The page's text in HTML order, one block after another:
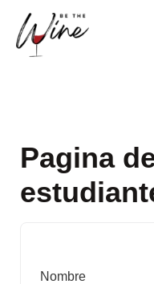
contenido
Pagina
Nombre